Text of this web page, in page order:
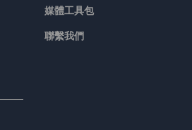
媒體工具包
聯繫我們